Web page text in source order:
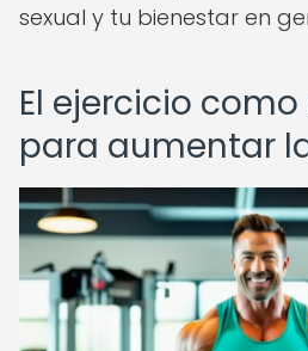
sexual y tu bienestar en
El ejercicio
para aumentar